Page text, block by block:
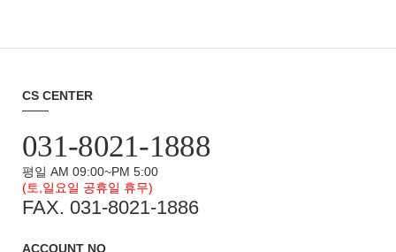
CS CENTER
031-8021-1888
평일 AM 09:00~PM 5:00
(토,일요일 공휴일 휴무)
FAX. 031-8021-1886
ACCOUNT NO